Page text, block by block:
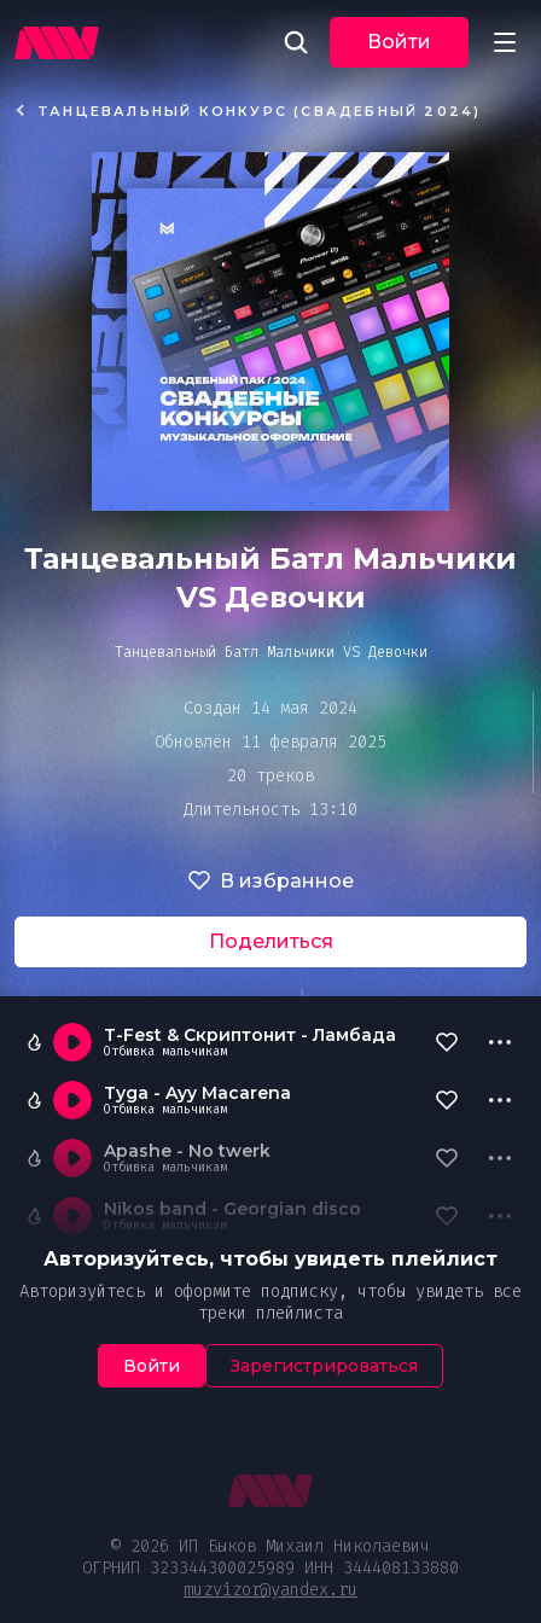
Музыка
По трекам
По жанрам
Плейлисты
Event
Bar&Club
Mainstage
Эдиторы
Чарты
DJ BATTLE
Войти
ТАНЦЕВАЛЬНЫЙ КОНКУРС (СВАДЕБНЫЙ 2024)
Танцевальный Батл Мальчики
VS Девочки
Танцевальный Батл Мальчики VS Девочки
Создан 14 мая 2024
Обновлён 11 февраля 2025
20 треков
Длительность 13:10
В избранное
Поделиться
T-Fest & Скриптонит - Ламбада
Отбивка мальчикам
Tyga - Ayy Macarena
Отбивка мальчикам
Apashe - No twerk
Отбивка мальчикам
Nikos band - Georgian disco
Отбивка мальчикам
Авторизуйтесь, чтобы увидеть плейлист
Авторизуйтесь и оформите подписку, чтобы увидеть все
треки плейлиста
Войти Зарегистрироваться
воспроизведения
© 2026 ИП Быков Михаил Николаевич
ОГРНИП 323344300025989 ИНН 344408133880
muzvizor@yandex.ru